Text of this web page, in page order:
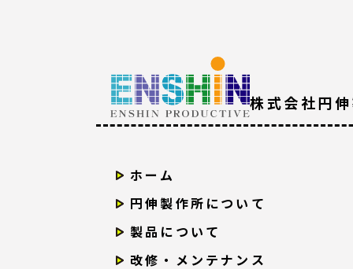
株式会社円
ホーム
円伸製作所について
製品について
改修・メンテナンス